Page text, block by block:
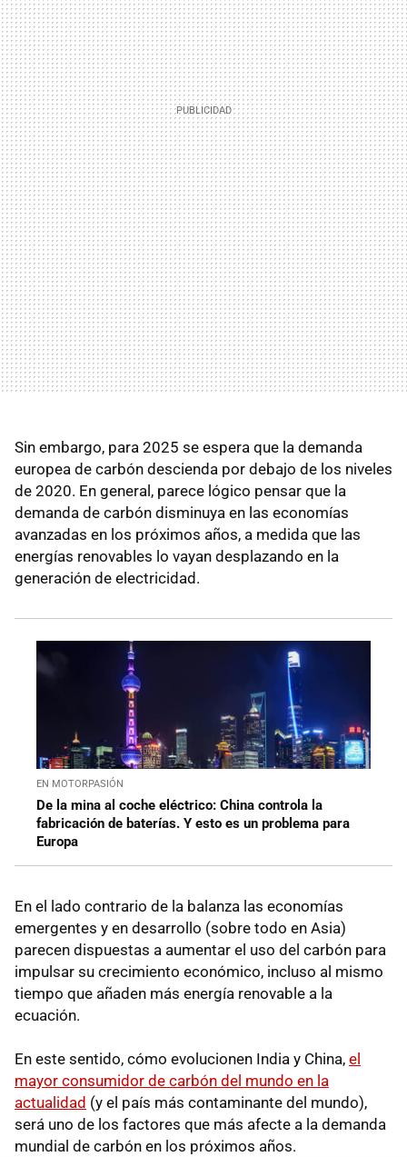
Sin embargo, para 2025 se espera que la demanda
europea de carbón descienda por debajo de los niveles
de 2020. En general, parece lógico pensar que la
demanda de carbón disminuya en las economías
avanzadas en los próximos años, a medida que las
energías renovables lo vayan desplazando en la
generación de electricidad.
EN MOTORPASIÓN
De la mina al coche eléctrico: China controla la
fabricación de baterías. Y esto es un problema para
Europa
En el lado contrario de la balanza las economías
emergentes y en desarrollo (sobre todo en Asia)
parecen dispuestas a aumentar el uso del carbón para
impulsar su crecimiento económico, incluso al mismo
tiempo que añaden más energía renovable a la
ecuación.
En este sentido, cómo evolucionen India y China, el
mayor consumidor de carbón del mundo en la
actualidad (y el país más contaminante del mundo),
será uno de los factores que más afecte a la demanda
mundial de carbón en los próximos años.